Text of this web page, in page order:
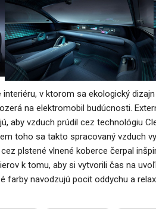
v ktorom sa ekologický
na elektromobil budúcnosti.
aby vzduch prúdil cez technológiu
toho sa takto spracovaný vzduch
plstené vlnené koberce čerpal
k tomu, aby si vytvorili čas na
farby navodzujú pocit oddychu a